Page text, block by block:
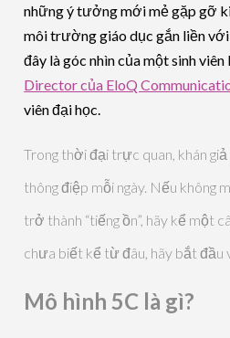
những ý tưởng mới mẻ gặp gỡ
môi trường giáo dục gắn liền
đây là góc nhìn của một sinh
Director của EloQ
viên đại học.
Trong thời đại trực quan, khán
thông điệp mỗi ngày. Nếu không
trở thành “tiếng ồn”, hãy kể một
chưa biết kể từ đâu, hãy bắt đầu
Mô hình 5C là gì?